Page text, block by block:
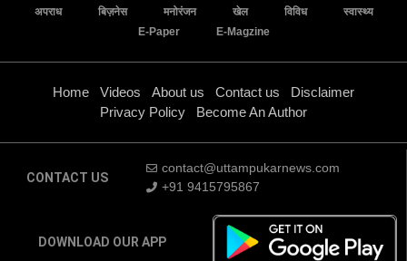
अपराध
बिज़नेस मनोरंजन खेल विविध
स्वास्थ्य
E-Paper
E-Magzine
Home Videos About us Contact us
Disclaimer
Privacy Policy
Become An Author
CONTACT US
contact@uttampukarnews.com
+91 9415795867
DOWNLOAD OUR APP